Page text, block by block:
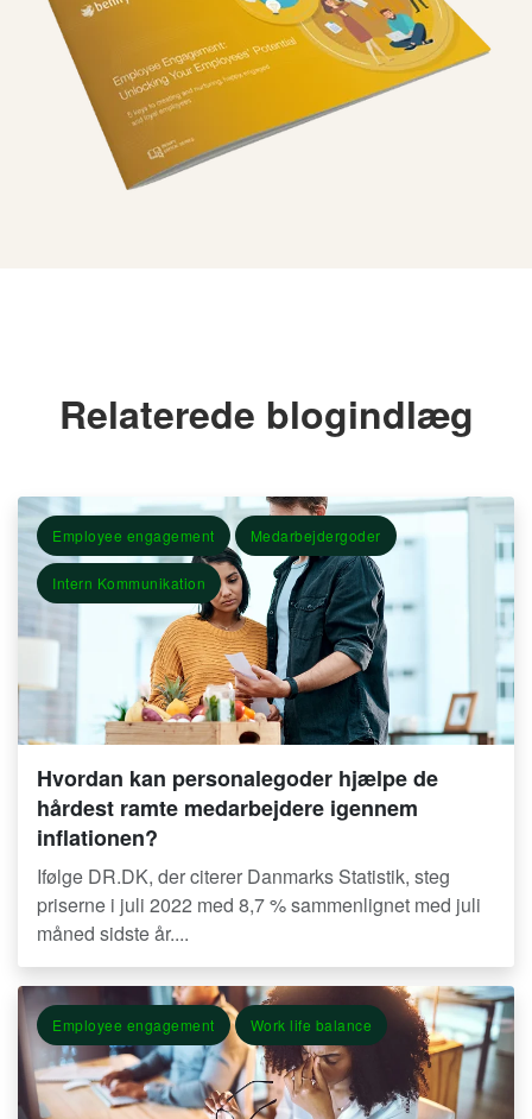
Relaterede blogindlæg
Employee engagement Medarbejdergoder
Intern Kommunikation
Hvordan kan personalegoder hjælpe de
hårdest ramte medarbejdere igennem
inflationen?
Ifølge DR.DK, der citerer Danmarks Statistik, steg
priserne i juli 2022 med 8,7 % sammenlignet med juli
måned sidste år....
Employee engagement Work life balance